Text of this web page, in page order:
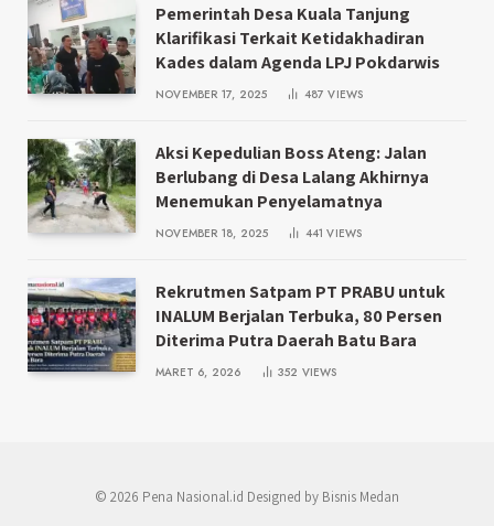
Pemerintah Desa Kuala Tanjung
Klarifikasi Terkait Ketidakhadiran
Kades dalam Agenda LPJ Pokdarwis
NOVEMBER 17, 2025 487VIEWS
Aksi Kepedulian Boss Ateng: Jalan
Berlubang di Desa Lalang Akhirnya
Menemukan Penyelamatnya
NOVEMBER 18, 2025 441VIEWS
Rekrutmen Satpam PT PRABU untuk
INALUM Berjalan Terbuka, 80 Persen
Diterima Putra Daerah Batu Bara
MARET 6, 2026 352 VIEWS
© 2026 Pena Nasional.id Designed by Bisnis Medan